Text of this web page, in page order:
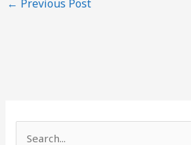
← Previous Post